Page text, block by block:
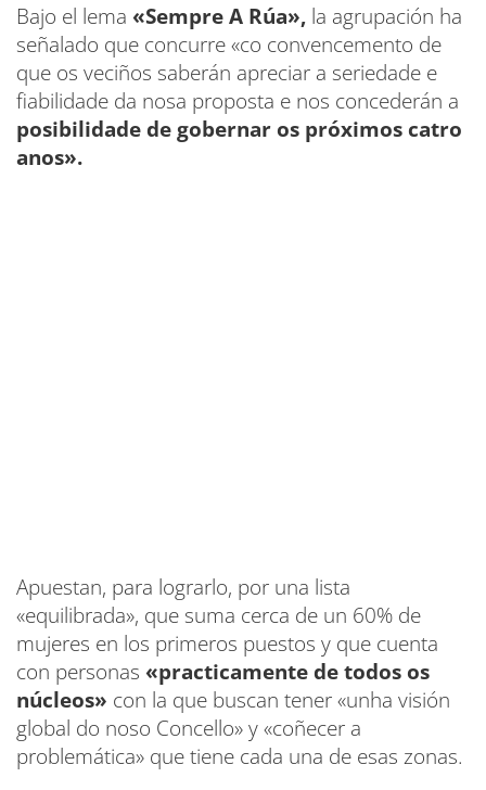
Bajo el lema «Sempre A Rúa», la agrupación ha
señalado que concurre «co convencemento de
que os veciños saberán apreciar a seriedade e
fiabilidade da nosa proposta e nos concederán a
posibilidade de gobernar os próximos catro
anos».
Apuestan, para lograrlo, por una lista
«equilibrada», que suma cerca de un 60% de
mujeres en los primeros puestos y que cuenta
con personas «practicamente de todos os
núcleos» con la que buscan tener «unha visión
global do noso Concello» y «coñecer a
problemática» que tiene cada una de esas zonas.